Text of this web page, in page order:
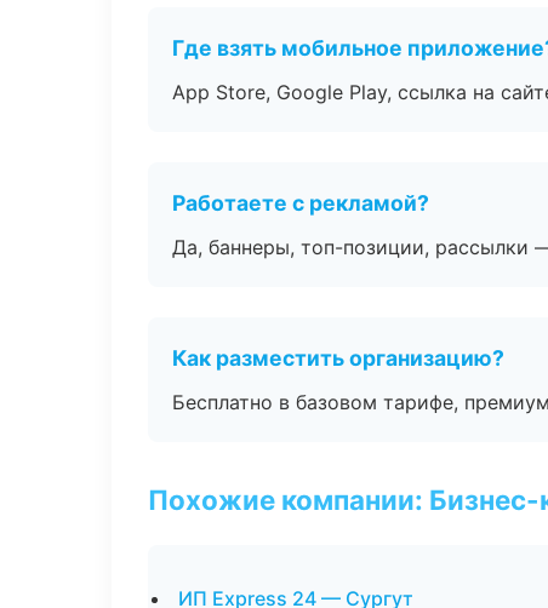
Где взять мобильное
App Store, Google Play, ссылка на
Работаете с рекламой?
Да, баннеры, топ-позиции, рассылки
Как разместить организацию?
Бесплатно в базовом тарифе,
Похожие компании: Бизнес-
ИП Express 24 — Сургут